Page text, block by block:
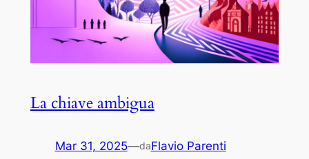
La chiave ambigua
Mar 31, 2025—daFlavio Parenti